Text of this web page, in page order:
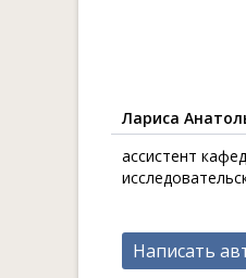
Лариса
ассистент
Написать